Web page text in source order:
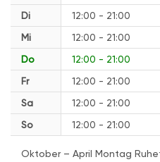
Di
12:00 - 21:00
Mi
12:00 - 21:00
Do
12:00 - 21:00
Fr
12:00 - 21:00
Sa
12:00 - 21:00
So
12:00 - 21:00
Oktober – April Montag